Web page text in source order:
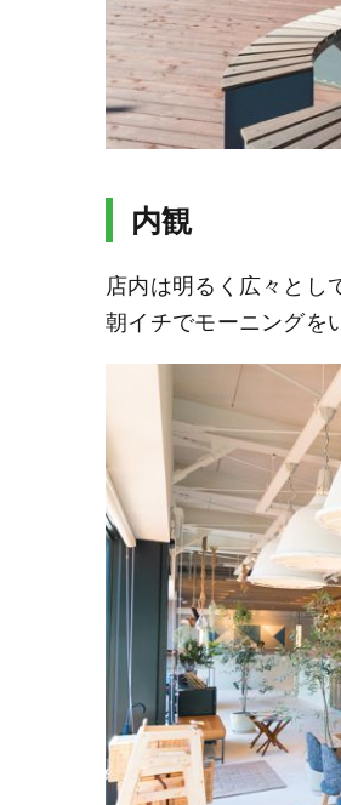
内観
店内は明るく広々とし
朝イチでモーニングを